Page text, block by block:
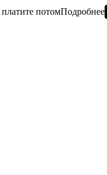
потомПодробнее